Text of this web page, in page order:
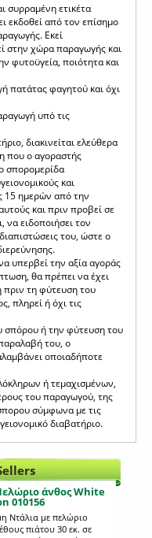
συρραμένη ετικέτα
εκδοθεί από τον επίσημο
Εκεί
στην χώρα παραγωγής και
φυτοϋγεία, ποιότητα και
πατάτας φαγητού και όχι
υπό τις
διακινείται ελεύθερα
που ο αγοραστής
σπορομερίδα
και
15 ημερών από την
και πριν προβεί σε
να ειδοποιήσει τον
του, ώστε ο
υπερβεί την αξία αγοράς
θα πρέπει να έχει
πριν τη φύτευση του
πληρεί ή όχι τις
σπόρου ή την φύτευση του
του, ο
οποιαδήποτε
ή τεμαχισμένων,
του παραγωγού, της
σύμφωνα με τις
διαβατήριο.
άνθος White
010156
Ντάλια με πελώριο
πιάτου 30 εκ. σε